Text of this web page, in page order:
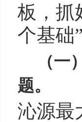
板，抓
个基础
（
题。
沁源最